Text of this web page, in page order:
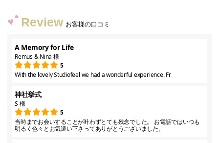
Review お客様の口コミ
A Memory for Life
Remus & Nina 様
5
With the lovely Studiofeel we had a wonderful experience. Fr
神社挙式
S 様
5
当時までお会いすることが叶わずとても残念でした。 お電話ではいつも
明るく色々とお気遣い下さってありがとうございました。